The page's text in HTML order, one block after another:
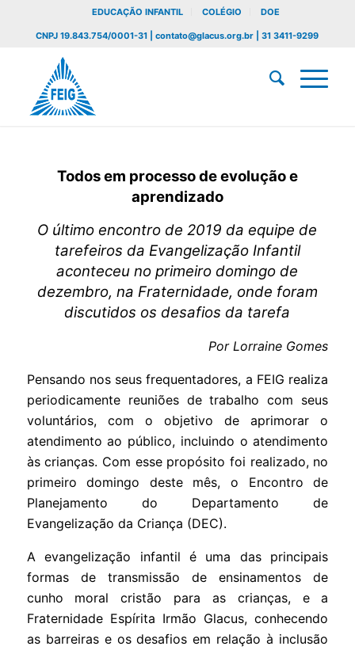
EDUCAÇÃO INFANTIL COLÉGIO DOE
CNPJ 19.843.754/0001-31 | contato@glacus.org.br | 31 3411-9299
Todos em processo de evolução e
aprendizado
O último encontro de 2019 da equipe de
tarefeiros da Evangelização Infantil
aconteceu no primeiro domingo de
dezembro, na Fraternidade, onde foram
discutidos os desafios da tarefa
Por Lorraine Gomes
Pensando nos seus frequentadores, a FEIG realiza
periodicamente reuniões de trabalho com seus
voluntários, com o objetivo de aprimorar o
atendimento ao público, incluindo o atendimento
às crianças. Com esse propósito foi realizado, no
primeiro domingo deste mês, o Encontro de
Planejamento do Departamento de
Evangelização da Criança (DEC).
A evangelização infantil é uma das principais
formas de transmissão de ensinamentos de
cunho moral cristão para as crianças, e a
Fraternidade Espírita Irmão Glacus, conhecendo
as barreiras e os desafios em relação à inclusão